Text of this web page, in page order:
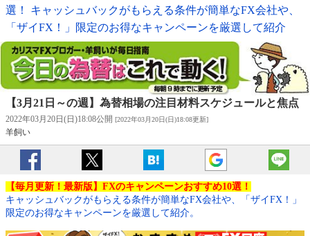
選！ キャッシュバックがもらえる条件が簡単なFX会社や、
「ザイFX！」限定のお得なキャンペーンを厳選して紹介
【3月21日～の週】為替相場の注目材料スケジュールと焦点
2022年03月20日(日)18:08公開 [2022年03月20日(日)18:08更新]
羊飼い
【毎月更新！最新版】FXのキャンペーンおすすめ10選！
キャッシュバックがもらえる条件が簡単なFX会社や、「ザイFX！」
限定のお得なキャンペーンを厳選して紹介。